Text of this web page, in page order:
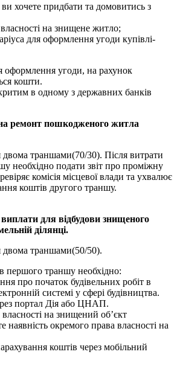
хочете придбати та домовитись з
на знищене житло;
для оформлення угоди купівлі-
оформлення угоди, на рахунок
кошти.
в одному з державних банків
ремонт пошкодженого житла
траншами(70/30). Після витрати
необхідно подати звіт про проміжну
комісія місцевої влади та ухвалює
коштів другого траншу.
виплати для відбудови знищеного
ділянці.
двома траншами(50/50).
першого траншу необхідно:
про початок будівельних робіт в
системі у сфері будівництва.
портал Дія або ЦНАП.
на знищений об’єкт
наявність окремого права власності на
коштів через мобільний